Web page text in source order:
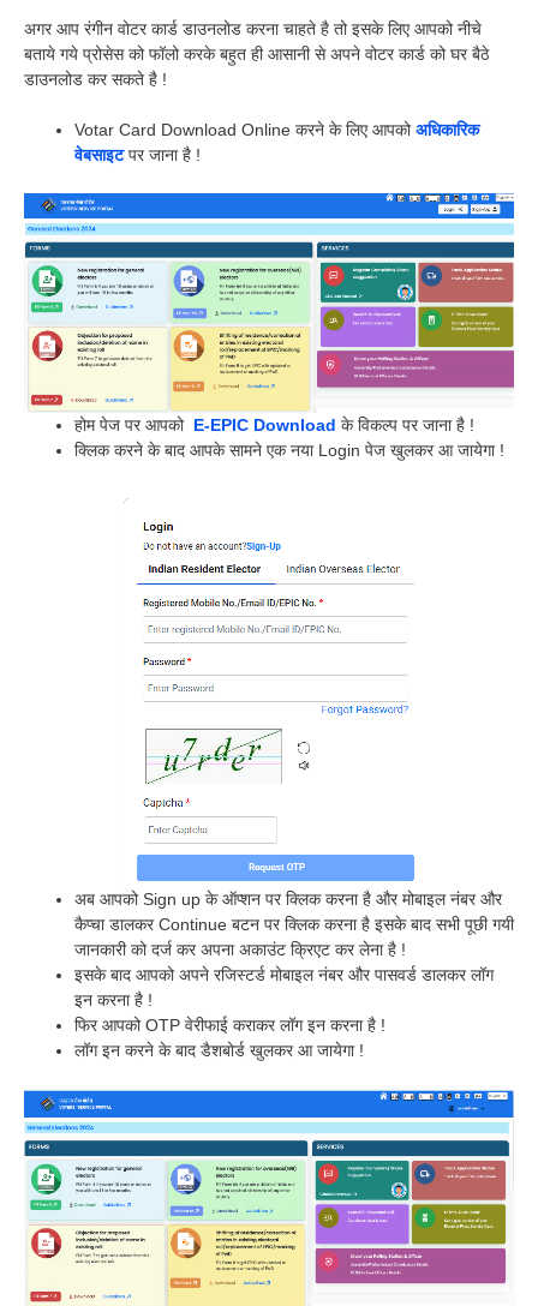
अगर आप रंगीन वोटर कार्ड डाउनलोड करना चाहते है तो इसके लिए आपको नीचे
बताये गये प्रोसेस को फॉलो करके बहुत ही आसानी से अपने वोटर कार्ड को घर बैठे
डाउनलोड कर सकते है !
Votar Card Download Online करने के लिए आपकोअधिकारिक
वेबसाइटपर जाना है !
होम पेज पर आपको E-EPIC Download के विकल्प पर जाना है !
क्लिक करने के बाद आपके सामने एक नया Login पेज खुलकर आ जायेगा !
अब आपको Sign up के ऑप्शन पर क्लिक करना है और मोबाइल नंबर और
कैप्चा डालकर Continue बटन पर क्लिक करना है इसके बाद सभी पूछी गयी
जानकारी को दर्ज कर अपना अकाउंट क्रिएट कर लेना है !
इसके बाद आपको अपने रजिस्टर्ड मोबाइल नंबर और पासवर्ड डालकर लॉग
इन करना है !
फिर आपको OTP वेरीफाई कराकर लॉग इन करना है !
लॉग इन करने के बाद डैशबोर्ड खुलकर आ जायेगा !